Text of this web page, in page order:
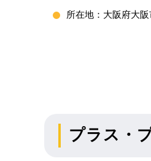
所在地：大阪府大
プラス・